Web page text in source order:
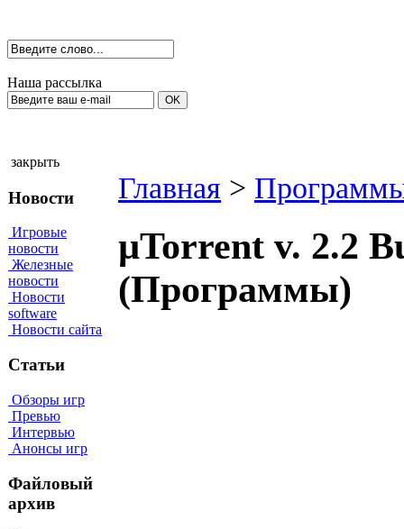
Наша рассылка
закрыть
Новости
Игровые
новости
Железные
новости
Новости
software
Новости сайта
Статьи
Обзоры игр
Превью
Интервью
Анонсы игр
Файловый
архив
Главная >
µTorrent v. 2.2
(Программы)